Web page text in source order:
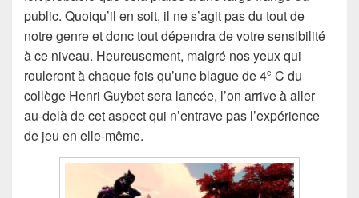
public. Quoiqu’il en soit, il ne s’agit pas du tout de
notre genre et donc tout dépendra de votre sensibilité
à ce niveau. Heureusement, malgré nos yeux qui
rouleront à chaque fois qu’une blague de 4e C du
collège Henri Guybet sera lancée, l’on arrive à aller
au-delà de cet aspect qui n’entrave pas l’expérience
de jeu en elle-même.